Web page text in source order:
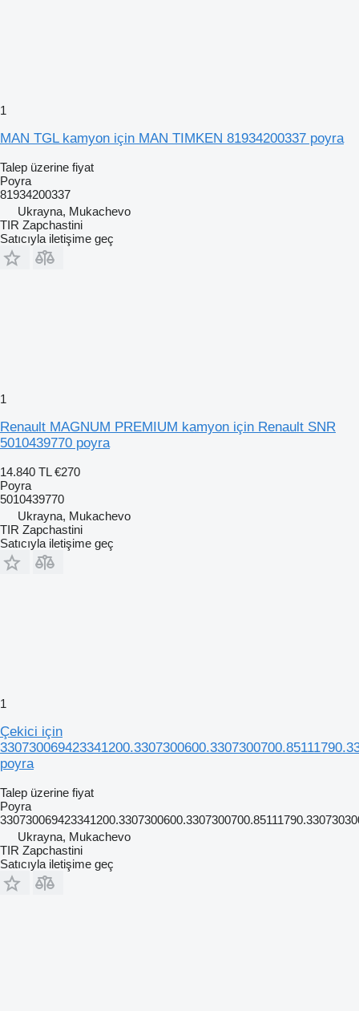
1
MAN TGL kamyon için MAN TIMKEN 81934200337 poyra
Talep üzerine fiyat
Poyra
81934200337
Ukrayna, Mukachevo
TIR Zapchastini
Satıcıyla iletişime geç
1
Renault MAGNUM PREMIUM kamyon için Renault SNR
5010439770 poyra
14.840 TL €270
Poyra
5010439770
Ukrayna, Mukachevo
TIR Zapchastini
Satıcıyla iletişime geç
1
Çekici için
poyra
Talep üzerine fiyat
Poyra
Ukrayna, Mukachevo
TIR Zapchastini
Satıcıyla iletişime geç